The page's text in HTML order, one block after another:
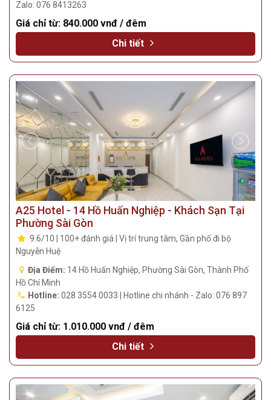
8.6/10 | 600+ đánh giá | Trung tâm Ba Đình, Gần Lotte
Địa Điểm:45B Giảng Võ, Phường Ô Chợ Dừa, Thành Phố Hà
Nội
Điện thoại : 024 3736 8715 | Hotline chi nhánh -
Zalo: 076 8413263
Giá chỉ từ:840.000 vnđ / đêm
A25 Hotel - 14 Hồ Huấn Nghiệp - Khách Sạn Tại
Phường Sài Gòn
9.6/10 | 100+ đánh giá | Vị trí trung tâm, Gần phố đi bộ
Nguyễn Huệ
Địa Điểm:14 Hồ Huấn Nghiệp, Phường Sài Gòn, Thành Phố
Hotline:028 3554 0033 | Hotline chi nhánh - Zalo: 076 897
6125